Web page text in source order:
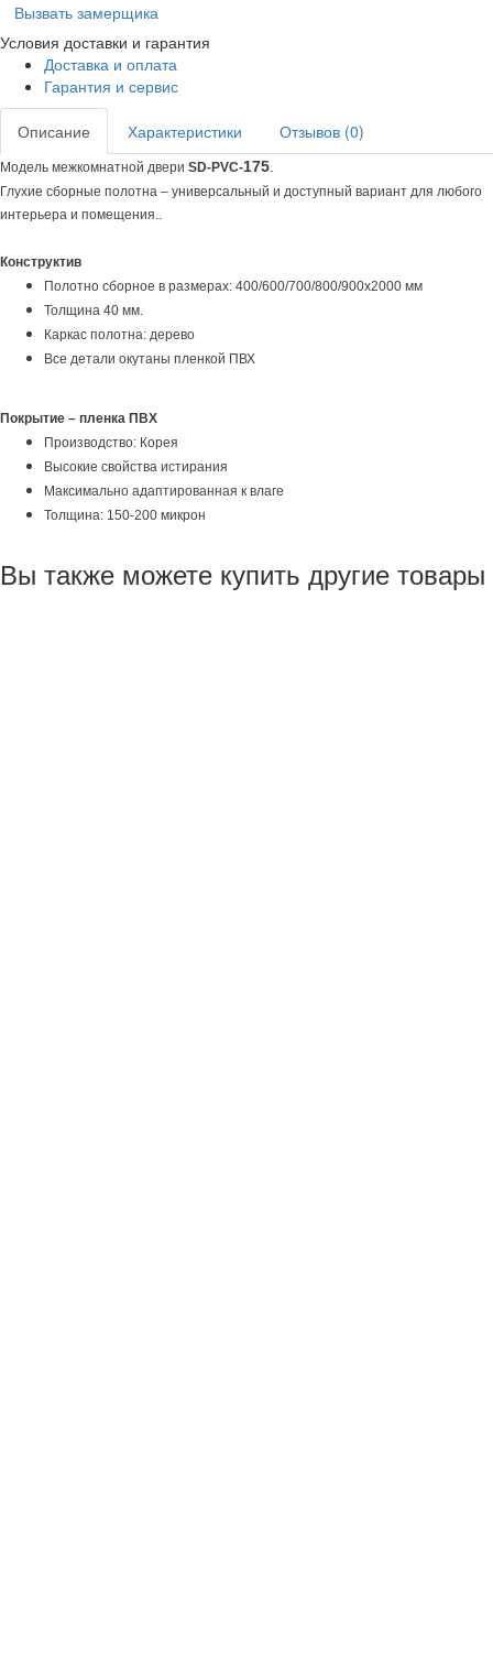
Вызвать замерщика
Условия доставки и гарантия
Доставка и оплата
Гарантия и сервис
Описание Характеристики Отзывов (0)
Модель межкомнатной двери SD-PVC-175
Глухие сборные полотна – универсальный и доступный вариант для любого
интерьера и помещения..
Конструктив
Полотно cборное в размерах: 400/600/700/800/900х2000 мм
Толщина 40 мм.
Каркас полотна: дерево
Все детали окутаны пленкой ПВХ
Покрытие – пленка ПВХ
Производство: Корея
Высокие свойства истирания
Максимально адаптированная к влаге
Толщина: 150-200 микрон
Вы также можете купить другие товары